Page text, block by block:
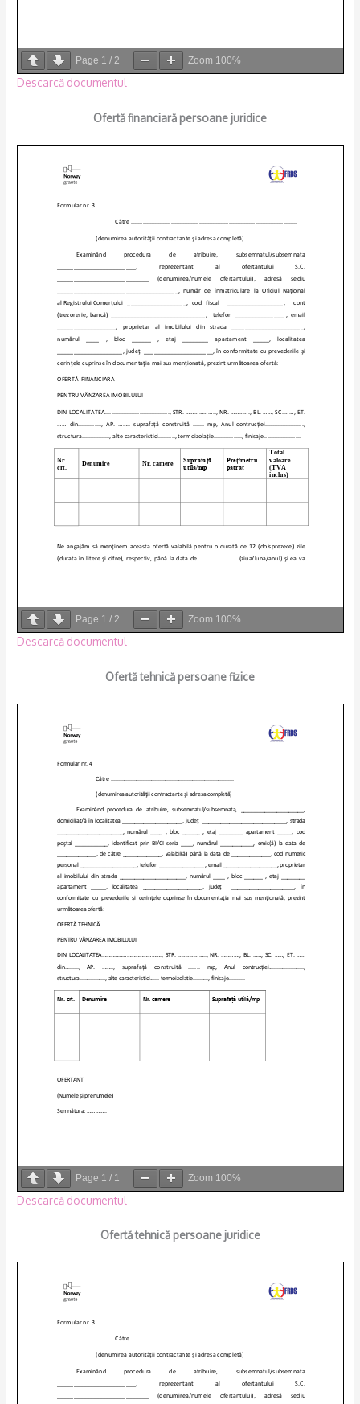
Page 1 /2 Zoom 100%
Descarcă documentul
Ofertă financiară persoane juridice
Page 1 /2 Zoom 100%
Descarcă documentul
Ofertă tehnică persoane fizice
Page 1 / 1 Zoom 100%
Descarcă documentul
Ofertă tehnică persoane juridice